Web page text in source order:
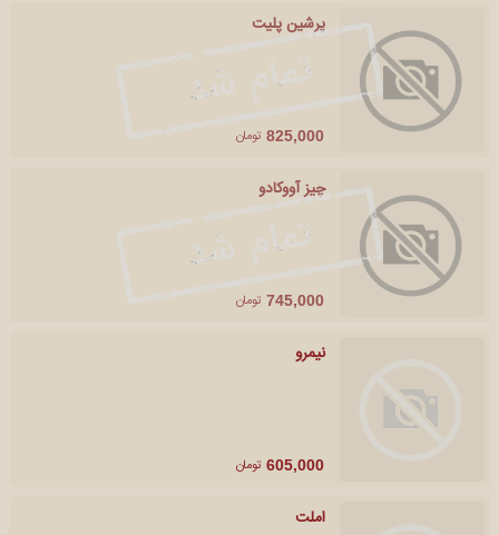
پرشین پلیت
825,000 تومان
چیز آووکادو
745,000 تومان
نیمرو
605,000 تومان
املت